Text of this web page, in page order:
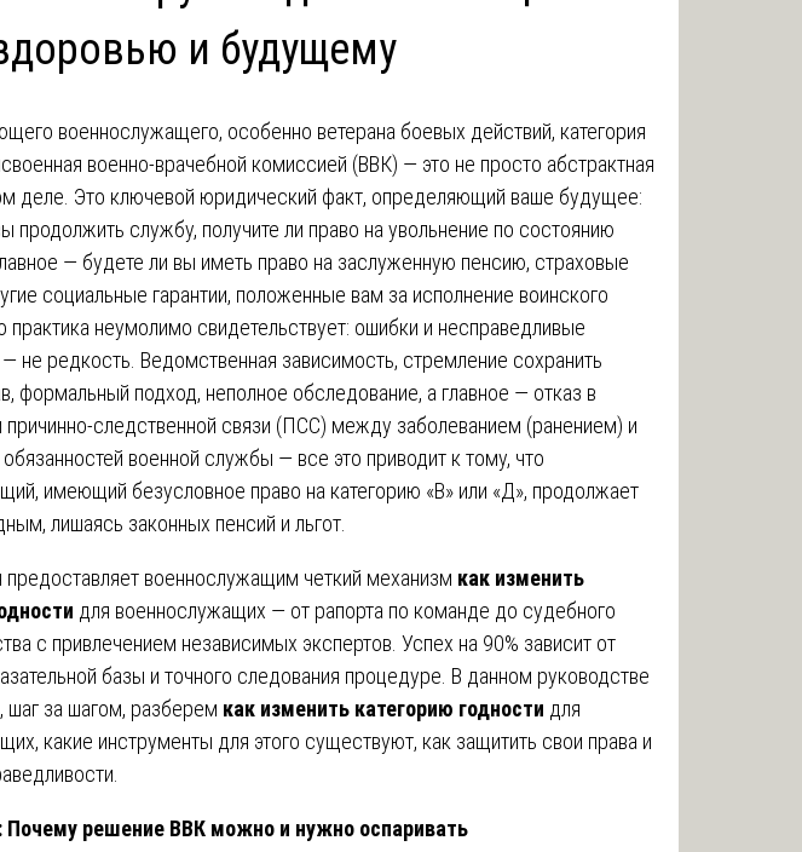
и будущему
военнослужащего, особенно ветерана боевых действий, категория
военно-врачебной комиссией (ВВК) — это не просто абстрактная
деле. Это ключевой юридический факт, определяющий ваше будущее:
продолжить службу, получите ли право на увольнение по состоянию
— будете ли вы иметь право на заслуженную пенсию, страховые
социальные гарантии, положенные вам за исполнение воинского
практика неумолимо свидетельствует: ошибки и несправедливые
не редкость. Ведомственная зависимость, стремление сохранить
формальный подход, неполное обследование, а главное — отказ в
причинно-следственной связи (ПСС) между заболеванием (ранением) и
военной службы — все это приводит к тому, что
имеющий безусловное право на категорию «В» или «Д», продолжает
лишаясь законных пенсий и льгот.
предоставляет военнослужащим четкий механизм как изменить
для военнослужащих — от рапорта по команде до судебного
с привлечением независимых экспертов. Успех на 90% зависит от
базы и точного следования процедуре. В данном руководстве
за шагом, разберем как изменить категорию годности для
какие инструменты для этого существуют, как защитить свои права и
Почему решение ВВК можно и нужно оспаривать